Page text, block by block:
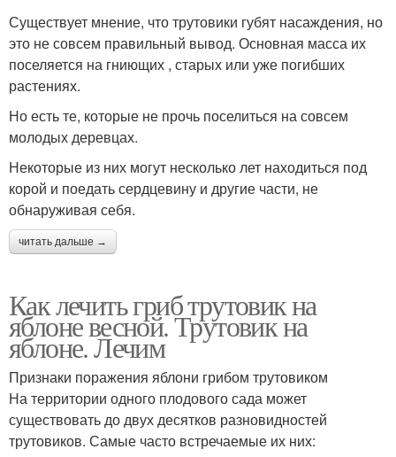
Существует мнение, что трутовики губят насаждения, но
это не совсем правильный вывод. Основная масса их
поселяется на гниющих , старых или уже погибших
растениях.
Но есть те, которые не прочь поселиться на совсем
молодых деревцах.
Некоторые из них могут несколько лет находиться под
корой и поедать сердцевину и другие части, не
обнаруживая себя.
читать дальше →
Как лечить гриб трутовик на
яблоне весной. Трутовик на
яблоне. Лечим
Признаки поражения яблони грибом трутовиком
На территории одного плодового сада может
существовать до двух десятков разновидностей
трутовиков. Самые часто встречаемые их них: